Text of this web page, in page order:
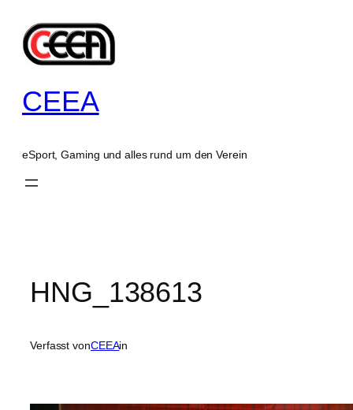
Inhalt
springen
CEEA
eSport, Gaming und alles rund um den Verein
HNG_138613
Verfasst vonCEEAin